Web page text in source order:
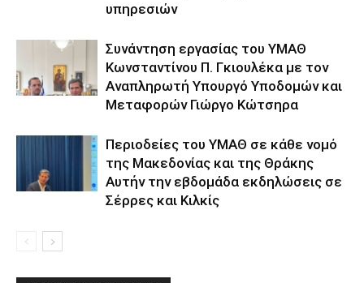
υπηρεσιών
Συνάντηση εργασίας του ΥΜΑΘ
Κωνσταντίνου Π. Γκιουλέκα με τον
Αναπληρωτή Υπουργό Υποδομών και
Μεταφορών Γιώργο Κώτσηρα
Περιοδείες του ΥΜΑΘ σε κάθε νομό
της Μακεδονίας και της Θράκης
Αυτήν την εβδομάδα εκδηλώσεις σε
Σέρρες και Κιλκίς